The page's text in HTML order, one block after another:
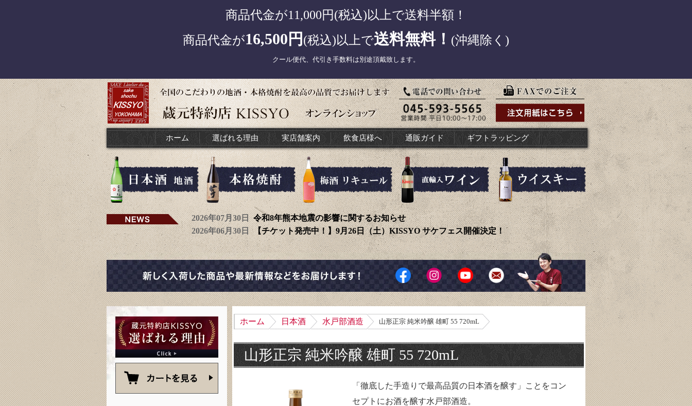
商品代金が11,000円(税込)以上で送料半額！
商品代金が16,500円 (税込)以上で送料無料！ (沖縄除く)
クール便代、代引き手数料は別途頂戴致します。
ホーム 選ばれる理由 実店舗案内 飲食店様へ 通販ガイド ギフトラッピング
2026年07月30日令和8年熊本地震の影響に関するお知らせ
2026年06月30日【チケット発売中！】9月26日（土）KISSYO サケフェス開催決定！
ホーム 日本酒 水戸部酒造 山形正宗 純米吟醸 雄町 55 720mL
山形正宗 純米吟醸 雄町 55 720mL
「徹底した手造りで最高品質の日本酒を醸す」ことをコン
セプトにお酒を醸す水戸部酒造。